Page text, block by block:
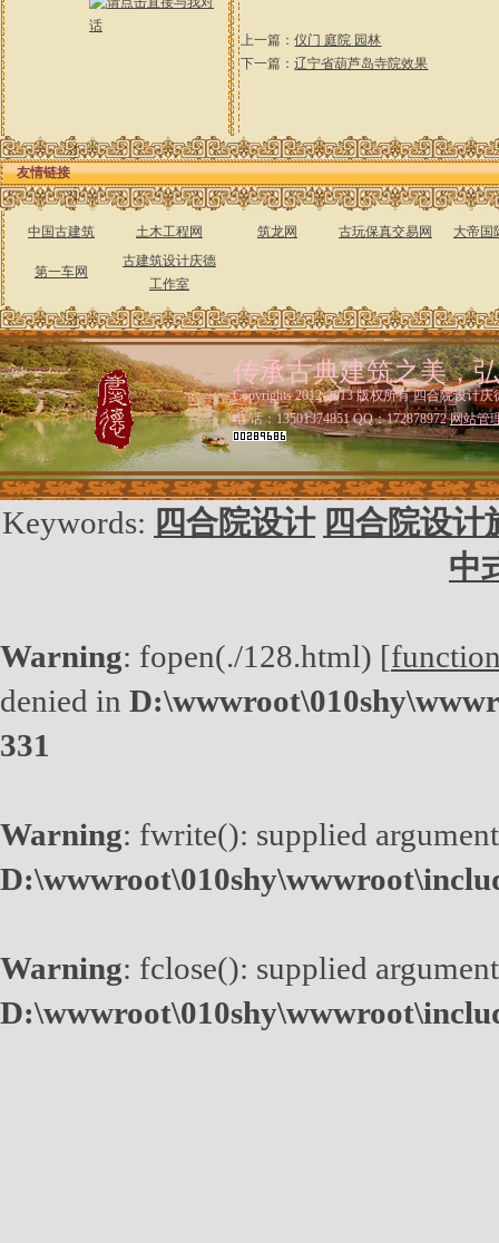
上一篇：仪门 庭院 园林
下一篇：辽宁省葫芦岛寺院效果
友情链接
中国古建筑 土木工程网 筑龙网 古玩保真交易网 大帝国
第一车网
古建筑设计庆德
工作室
传承古典建筑之美，
Copyrights 2012-2013 版权所有 四合院设计
电 话：13501374851 QQ：172878972网站管
Keywords: 四合院设计 四合院设计
中
Warning: fopen(./128.html) [
denied in
331
Warning: fwrite(): supplied
Warning: fclose(): supplied